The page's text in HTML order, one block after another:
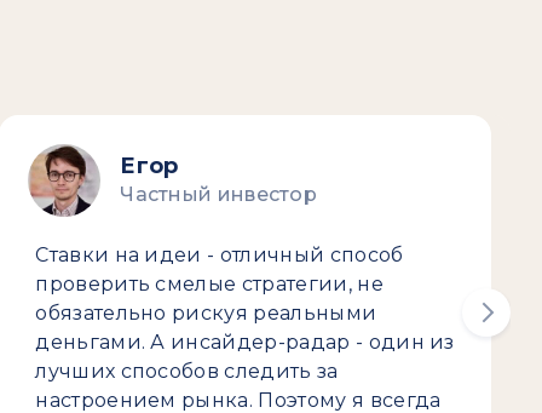
Егор
Частный инвестор
Ставки на идеи - отличный способ
проверить смелые стратегии, не
обязательно рискуя реальными
деньгами. А инсайдер-радар - один из
лучших способов следить за
настроением рынка. Поэтому я всегда